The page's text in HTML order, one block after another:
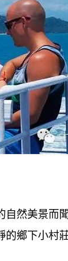
然美景而
鄉下小村